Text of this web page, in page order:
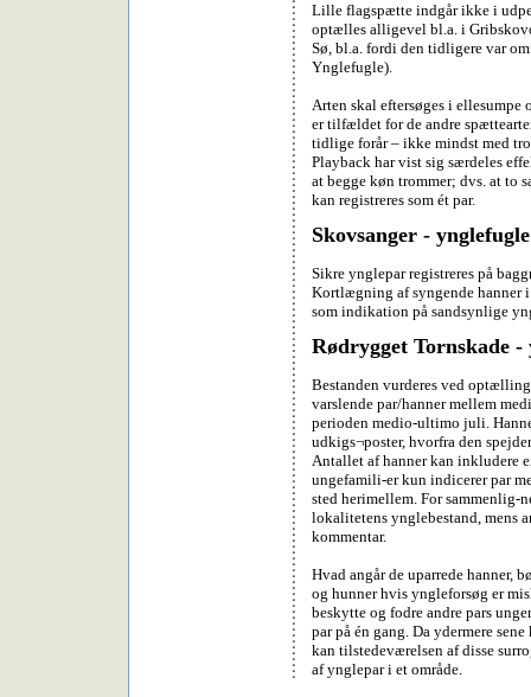
Lille flagspætte indgår ikke i
optælles alligevel bl.a. i
Sø, bl.a. fordi den tidligere var
Ynglefugle).
Arten skal eftersøges i
er tilfældet for de andre
tidlige forår – ikke mindst med
Playback har vist sig særdeles
at begge køn trommer; dvs. at to
kan registreres som ét par.
Skovsanger - ynglefugle
Sikre ynglepar registreres på
Kortlægning af syngende hanner
som indikation på sandsynlige
Rødrygget Tornskade -
Bestanden vurderes ved
varslende par/hanner mellem
perioden medio-ultimo juli.
udkigs¬poster, hvorfra den
Antallet af hanner kan inkludere
ungefamili-er kun indicerer par
sted herimellem. For sammenlig-
lokalitetens ynglebestand, mens
kommentar.
Hvad angår de uparrede hanner,
og hunner hvis yngleforsøg er
beskytte og fodre andre pars
par på én gang. Da ydermere
kan tilstedeværelsen af disse
af ynglepar i et område.